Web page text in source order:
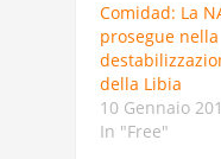
Comidad: La
prosegue nella
della Libia
10 Gennaio
In "Free"